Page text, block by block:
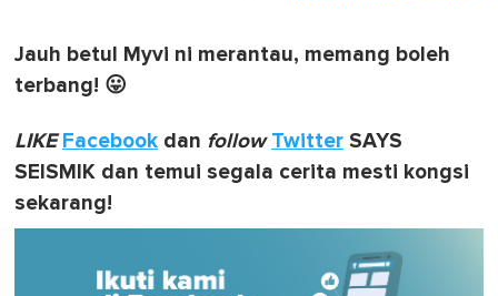
Jauh betul Myvi ni merantau, memang boleh
terbang! 😛
LIKE Facebook dan follow Twitter SAYS
SEISMIK dan temui segala cerita mesti kongsi
sekarang!